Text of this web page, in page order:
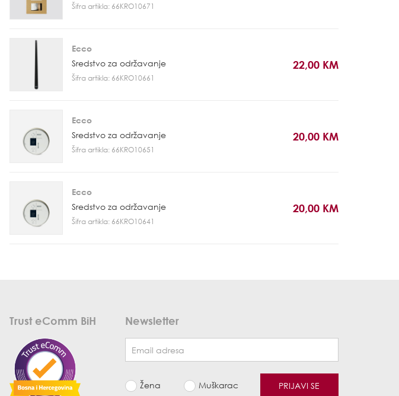
Šifra artikla: 66KRO10671
Ecco
Sredstvo za održavanje
Šifra artikla: 66KRO10661
22,00 KM
Ecco
Sredstvo za održavanje
Šifra artikla: 66KRO10651
20,00 KM
Ecco
Sredstvo za održavanje
Šifra artikla: 66KRO10641
20,00 KM
Trust eComm BiH Newsletter
Žena Muškarac PRIJAVI SE